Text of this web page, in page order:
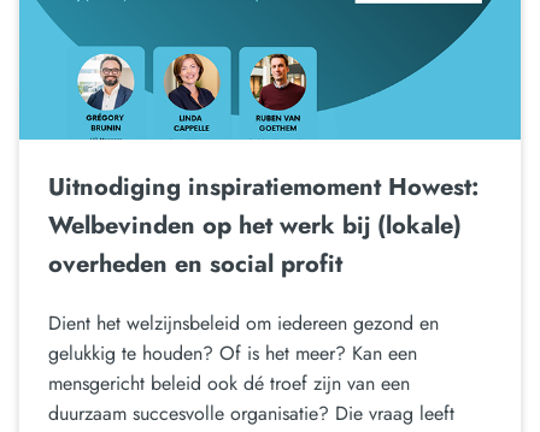
Uitnodiging inspiratiemoment Howest:
Welbevinden op het werk bij (lokale)
overheden en social profit
Dient het welzijnsbeleid om iedereen gezond en
gelukkig te houden? Of is het meer? Kan een
mensgericht beleid ook dé troef zijn van een
duurzaam succesvolle organisatie? Die vraag leeft